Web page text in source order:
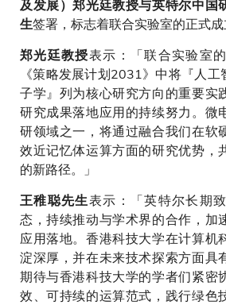
及发展）郑光廷教授与英特尔中国
生签署，标志着联合实验室的正式成
郑光廷教授表示：「联合实验室
《策略发展计划2031》中将『人
子学』列为核心研究方向的重要实
研究成果落地应用的持续努力。微
研领域之一，将通过融合我们在软
效近记忆体运算方面的研究优势，
的新路径。」
王稚聪先生表示：「英特尔长期
态，持续推动与学术界的合作，加
应用落地。香港科技大学在计算机
淀深厚，并在未来技术探索方面具
期待与香港科技大学的学者们紧密
效、可持续的运算范式，践行绿色